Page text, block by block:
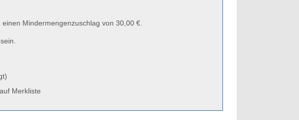
Mindermengenzuschlag von 30,00 €.
Merkliste